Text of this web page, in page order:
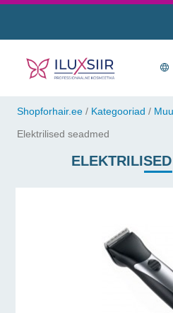
Shopforhair.ee / Kategooriad /
Elektrilised seadmed